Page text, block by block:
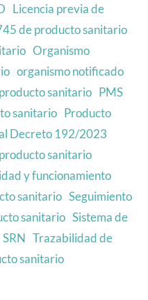
Licencia previa de
de producto sanitario
Organismo
organismo notificado
sanitario PMS
sanitario Producto
Decreto 192/2023
sanitario
y funcionamiento
sanitario Seguimiento
sanitario Sistema de
SRN Trazabilidad de
sanitario